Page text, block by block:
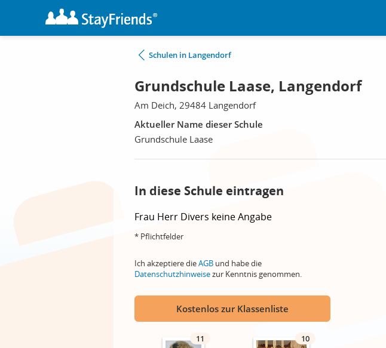
Schulen in Langendorf
Grundschule Laase, Langendorf
Am Deich, 29484 Langendorf
Aktueller Name dieser Schule
Grundschule Laase
In diese Schule eintragen
Frau Herr Divers keine Angabe
* Pflichtfelder
Ich akzeptiere dieAGB und habe die
Datenschutzhinweisezur Kenntnis genommen.
Kostenlos zur Klassenliste
11 10